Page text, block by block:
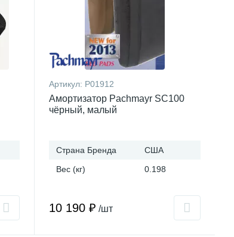
Артикул: P01912
Амортизатор Pachmayr SC100
чёрный, малый
Страна Бренда
США
Вес (кг)
0.198
10 190 ₽ /шт